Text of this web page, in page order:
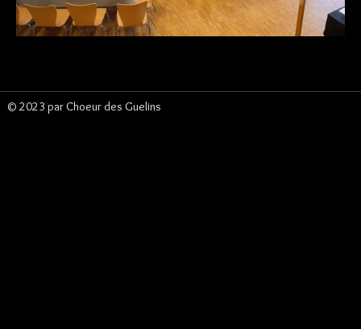
Vente de vins
© 2023 par Choeur des Guelins